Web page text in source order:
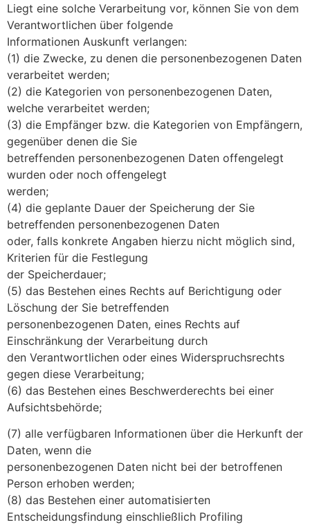
Liegt eine solche Verarbeitung vor, können Sie von dem
Verantwortlichen über folgende
Informationen Auskunft verlangen:
(1) die Zwecke, zu denen die personenbezogenen Daten
verarbeitet werden;
(2) die Kategorien von personenbezogenen Daten,
welche verarbeitet werden;
(3) die Empfänger bzw. die Kategorien von Empfängern,
gegenüber denen die Sie
betreffenden personenbezogenen Daten offengelegt
wurden oder noch offengelegt
werden;
(4) die geplante Dauer der Speicherung der Sie
betreffenden personenbezogenen Daten
oder, falls konkrete Angaben hierzu nicht möglich sind,
Kriterien für die Festlegung
der Speicherdauer;
(5) das Bestehen eines Rechts auf Berichtigung oder
Löschung der Sie betreffenden
personenbezogenen Daten, eines Rechts auf
Einschränkung der Verarbeitung durch
den Verantwortlichen oder eines Widerspruchsrechts
gegen diese Verarbeitung;
(6) das Bestehen eines Beschwerderechts bei einer
Aufsichtsbehörde;
(7) alle verfügbaren Informationen über die Herkunft der
Daten, wenn die
personenbezogenen Daten nicht bei der betroffenen
Person erhoben werden;
(8) das Bestehen einer automatisierten
Entscheidungsfindung einschließlich Profiling